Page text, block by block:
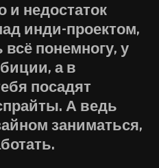
и недостаток
инди-проектом,
понемногу, у
а в
посадят
А ведь
заниматься,